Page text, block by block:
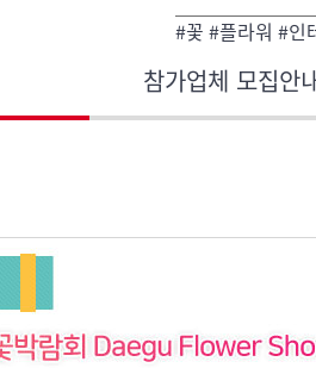
#꽃 #플라워 #인
참가업체 모집안